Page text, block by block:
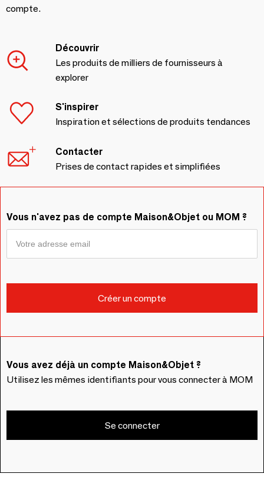
compte.
Découvrir
Les produits de milliers de fournisseurs à
explorer
S'inspirer
Inspiration et sélections de produits tendances
Contacter
Prises de contact rapides et simplifiées
Vous n'avez pas de compte Maison&Objet ou MOM ?
Vous avez déjà un compte Maison&Objet ?
Utilisez les mêmes identifiants pour vous connecter à MOM
Se connecter